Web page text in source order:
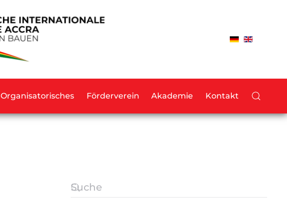
Organisatorisches Förderverein Akademie Kontakt